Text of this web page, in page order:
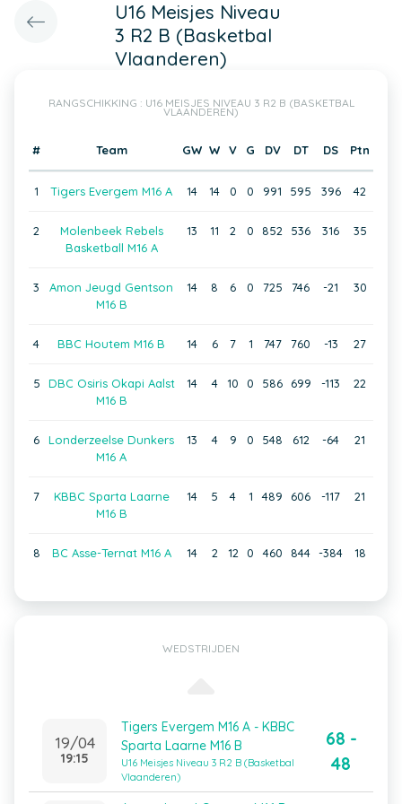
U16 Meisjes Niveau
3 R2 B (Basketbal
Vlaanderen)
RANGSCHIKKING : U16 MEISJES NIVEAU 3 R2 B (BASKETBAL
VLAANDEREN)
# Team GW W V G DV DT DS Ptn
1 Tigers Evergem M16 A 14 14 0 0 991 595 396 42
2
Molenbeek Rebels
Basketball M16 A
13 11 2 0 852 536 316 35
3
Amon Jeugd Gentson
M16 B
14 8 6 0 725 746 -21 30
4 BBC Houtem M16 B 14 6 7 1 747 760 -13 27
5
DBC Osiris Okapi Aalst
M16 B
14 4 10 0 586 699 -113 22
6
Londerzeelse Dunkers
M16 A
13 4 9 0 548 612 -64 21
7
KBBC Sparta Laarne
M16 B
14 5 4 1 489 606 -117 21
8 BC Asse-Ternat M16 A 14 2 12 0 460 844 -384 18
WEDSTRIJDEN
19/04
19:15
Tigers Evergem M16 A - KBBC
Sparta Laarne M16 B
U16 Meisjes Niveau 3 R2 B (Basketbal
Vlaanderen)
68 -
48